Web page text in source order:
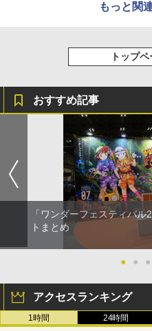
もっと関
トップ
おすすめ記事
「ワンダーフェスティバ
トまとめ
● ● ●
アクセスランキング
1時間 24時間